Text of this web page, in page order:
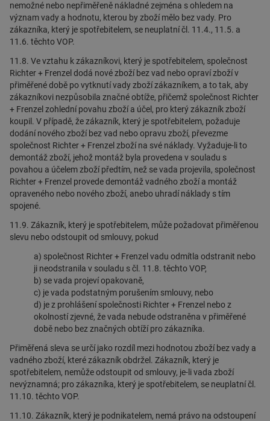
nemožné nebo nepřiměřeně nákladné zejména s ohledem na
význam vady a hodnotu, kterou by zboží mělo bez vady. Pro
zákazníka, který je spotřebitelem, se neuplatní čl. 11.4., 11.5. a
11.6. těchto VOP.
11.8. Ve vztahu k zákazníkovi, který je spotřebitelem, společnost
Richter + Frenzel dodá nové zboží bez vad nebo opraví zboží v
přiměřené době po vytknutí vady zboží zákazníkem, a to tak, aby
zákazníkovi nezpůsobila značné obtíže, přičemž společnost Richter
+ Frenzel zohlední povahu zboží a účel, pro který zákazník zboží
koupil. V případě, že zákazník, který je spotřebitelem, požaduje
dodání nového zboží bez vad nebo opravu zboží, převezme
společnost Richter + Frenzel zboží na své náklady. Vyžaduje-li to
demontáž zboží, jehož montáž byla provedena v souladu s
povahou a účelem zboží předtím, než se vada projevila, společnost
Richter + Frenzel provede demontáž vadného zboží a montáž
opraveného nebo nového zboží, anebo uhradí náklady s tím
spojené.
11.9. Zákazník, který je spotřebitelem, může požadovat přiměřenou
slevu nebo odstoupit od smlouvy, pokud
a) společnost Richter + Frenzel vadu odmítla odstranit nebo
ji neodstranila v souladu s čl. 11.8. těchto VOP,
b) se vada projeví opakovaně,
c) je vada podstatným porušením smlouvy, nebo
d) je z prohlášení společnosti Richter + Frenzel nebo z
okolností zjevné, že vada nebude odstraněna v přiměřené
době nebo bez značných obtíží pro zákazníka.
Přiměřená sleva se určí jako rozdíl mezi hodnotou zboží bez vady a
vadného zboží, které zákazník obdržel. Zákazník, který je
spotřebitelem, nemůže odstoupit od smlouvy, je-li vada zboží
nevýznamná; pro zákazníka, který je spotřebitelem, se neuplatní čl.
11.10. těchto VOP.
11.10. Zákazník, který je podnikatelem, nemá právo na odstoupení